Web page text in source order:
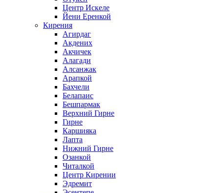
Центр Искеле
Йени Еренкой
Кирения
Агирдаг
Акдених
Акчичек
Алагади
Алсанжак
Арапкой
Бахчели
Белапаис
Бешпармак
Верхний Гирне
Гирне
Каршияка
Лапта
Нижний Гирне
Озанкой
Читалкой
Центр Кирении
Эдремит